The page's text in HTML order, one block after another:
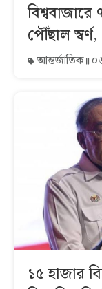
বিশ্ববাজারে
পৌঁছাল
আন্তর্জাতিক
১৫ হাজার